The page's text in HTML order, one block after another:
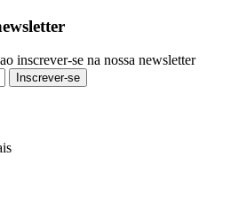
inscrever-se na nossa newsletter
Inscrever-se